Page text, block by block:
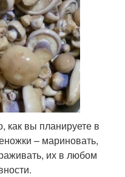
как вы планируете в
– мариновать,
их в любом